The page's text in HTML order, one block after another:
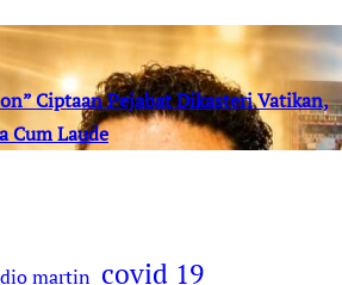
Ciptaan Pejabat Dikasteri Vatikan,
Cum Laude
martin covid 19